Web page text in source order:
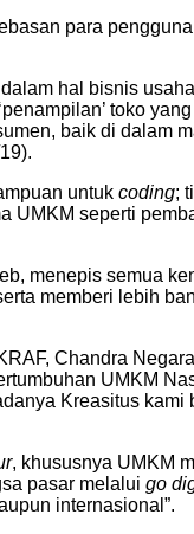
para
hal bisnis
toko
baik di dalam
untuk coding;
UMKM seperti
menepis semua
memberi lebih
Chandra
UMKM
Kreasitus kami
, khususnya UMKM
pasar melalui go
internasional”.